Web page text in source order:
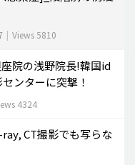
| Views 5810
院の浅野院長!韓国id
ンターに突撃！
4324
CT撮影でも写らな